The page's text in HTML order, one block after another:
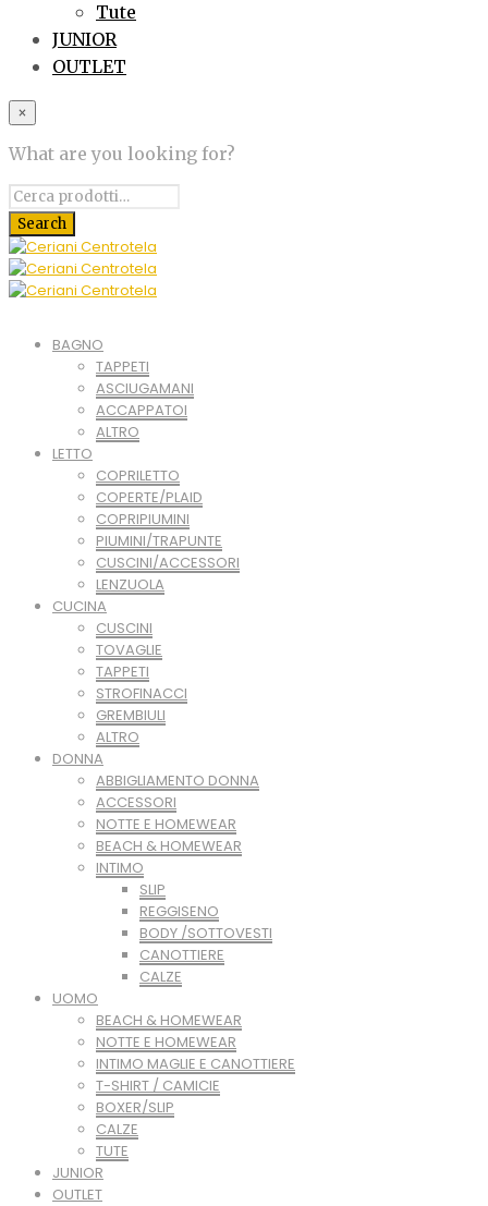
Tute
JUNIOR
OUTLET
×
What are you looking for?
BAGNO
TAPPETI
ASCIUGAMANI
ACCAPPATOI
ALTRO
LETTO
COPRILETTO
COPERTE/PLAID
COPRIPIUMINI
PIUMINI/TRAPUNTE
CUSCINI/ACCESSORI
LENZUOLA
CUCINA
CUSCINI
TOVAGLIE
TAPPETI
STROFINACCI
GREMBIULI
ALTRO
DONNA
ABBIGLIAMENTO DONNA
ACCESSORI
NOTTE E HOMEWEAR
BEACH & HOMEWEAR
INTIMO
SLIP
REGGISENO
BODY /SOTTOVESTI
CANOTTIERE
CALZE
UOMO
BEACH & HOMEWEAR
NOTTE E HOMEWEAR
INTIMO MAGLIE E CANOTTIERE
T-SHIRT / CAMICIE
BOXER/SLIP
CALZE
TUTE
JUNIOR
OUTLET